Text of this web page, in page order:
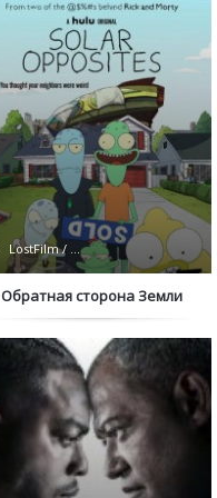
LostFilm / Hulu
Обратная сторона Земли